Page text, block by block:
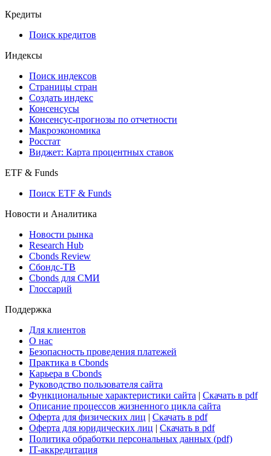
Кредиты
Поиск кредитов
Индексы
Поиск индексов
Страницы стран
Создать индекс
Консенсусы
Консенсус-прогнозы по отчетности
Макроэкономика
Росстат
Виджет: Карта процентных ставок
ETF & Funds
Поиск ETF & Funds
Новости и Аналитика
Новости рынка
Research Hub
Cbonds Review
Сбондс-ТВ
Cbonds для СМИ
Глоссарий
Поддержка
Для клиентов
О нас
Безопасность проведения платежей
Практика в Cbonds
Карьера в Cbonds
Руководство пользователя сайта
Функциональные характеристики сайта | Скачать в pdf
Описание процессов жизненного цикла сайта
Оферта для физических лиц | Скачать в pdf
Оферта для юридических лиц | Скачать в pdf
Политика обработки персональных данных (pdf)
IT-аккредитация